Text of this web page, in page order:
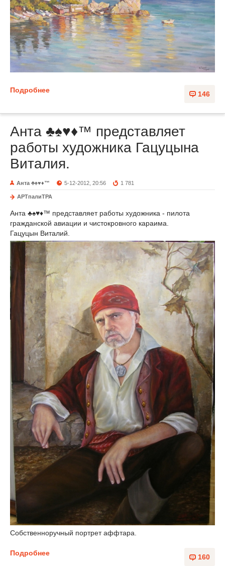
146
Подробнее
Анта ♣♠♥♦™ представляет
работы художника Гацуцына
Виталия.
Анта ♣♠♥♦™ 5-12-2012, 20:56 1 781
АРТпалиТРА
Анта ♣♠♥♦™ представляет работы художника - пилота
гражданской авиации и чистокровного караима.
Гацуцын Виталий.
Собственноручный портрет аффтара.
160
Подробнее